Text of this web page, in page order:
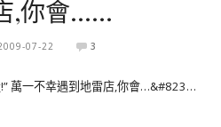
,你會……
07-22 3
萬一不幸遇到地雷店,你會…&#823…